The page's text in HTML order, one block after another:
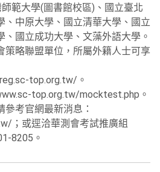
範大學(圖書館校區)、國立臺北
、中原大學、國立清華大學、國立
、國立成功大學、文藻外語大學。
策略聯盟單位，所屬外籍人士可享
top.org.tw/。
top.org.tw/mocktest.php。
考官網最新消息：
；或逕洽華測會考試推廣組
8205。